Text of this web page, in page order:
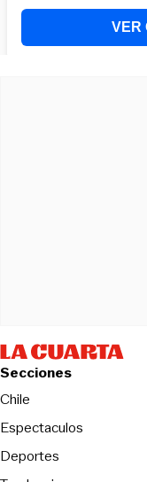
Secciones
Chile
Espectaculos
Deportes